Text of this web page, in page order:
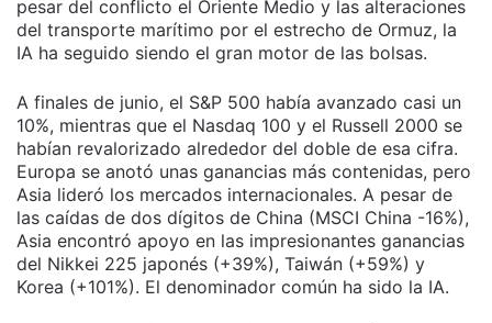
pesar del conflicto el Oriente Medio y las alteraciones
del transporte marítimo por el estrecho de Ormuz, la
IA ha seguido siendo el gran motor de las bolsas.
A finales de junio, el S&P 500 había avanzado casi un
10%, mientras que el Nasdaq 100 y el Russell 2000 se
habían revalorizado alrededor del doble de esa cifra.
Europa se anotó unas ganancias más contenidas, pero
Asia lideró los mercados internacionales. A pesar de
las caídas de dos dígitos de China (MSCI China -16%),
Asia encontró apoyo en las impresionantes ganancias
del Nikkei 225 japonés (+39%), Taiwán (+59%) y
Korea (+101%). El denominador común ha sido la IA.